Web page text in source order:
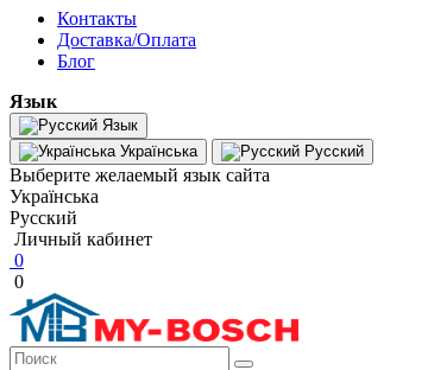
Контакты
Доставка/Оплата
Блог
Язык
Язык
Українська
Русский
Выберите желаемый язык сайта
Українська
Русский
Личный кабинет
0
0